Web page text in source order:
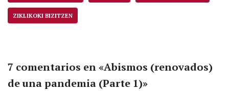
ZIKLIKOKI BIZITZEN
7 comentarios en «Abismos (renovados)
de una pandemia (Parte 1)»